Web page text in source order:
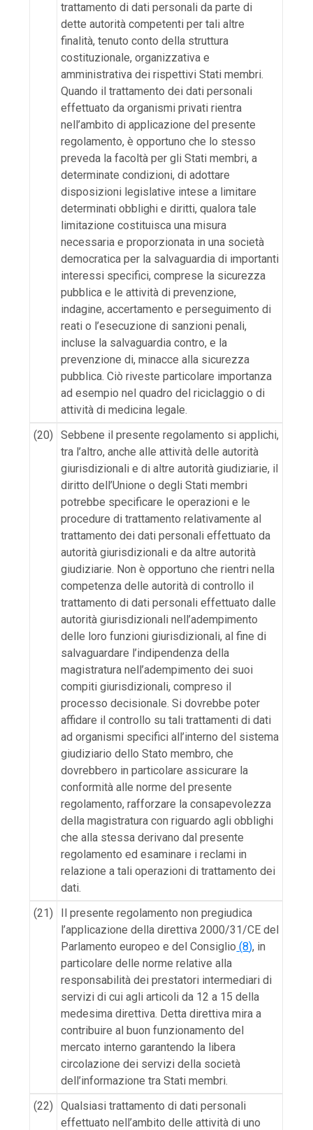
trattamento di dati personali da parte di
dette autorità competenti per tali altre
finalità, tenuto conto della struttura
costituzionale, organizzativa e
amministrativa dei rispettivi Stati membri.
Quando il trattamento dei dati personali
effettuato da organismi privati rientra
nell’ambito di applicazione del presente
regolamento, è opportuno che lo stesso
preveda la facoltà per gli Stati membri, a
determinate condizioni, di adottare
disposizioni legislative intese a limitare
determinati obblighi e diritti, qualora tale
limitazione costituisca una misura
necessaria e proporzionata in una società
democratica per la salvaguardia di importanti
interessi specifici, comprese la sicurezza
pubblica e le attività di prevenzione,
indagine, accertamento e perseguimento di
reati o l’esecuzione di sanzioni penali,
incluse la salvaguardia contro, e la
prevenzione di, minacce alla sicurezza
pubblica. Ciò riveste particolare importanza
ad esempio nel quadro del riciclaggio o di
attività di medicina legale.
(20)
Sebbene il presente regolamento si applichi,
tra l’altro, anche alle attività delle autorità
giurisdizionali e di altre autorità giudiziarie, il
diritto dell’Unione o degli Stati membri
potrebbe specificare le operazioni e le
procedure di trattamento relativamente al
trattamento dei dati personali effettuato da
autorità giurisdizionali e da altre autorità
giudiziarie. Non è opportuno che rientri nella
competenza delle autorità di controllo il
trattamento di dati personali effettuato dalle
autorità giurisdizionali nell’adempimento
delle loro funzioni giurisdizionali, al fine di
salvaguardare l’indipendenza della
magistratura nell’adempimento dei suoi
compiti giurisdizionali, compreso il
processo decisionale. Si dovrebbe poter
affidare il controllo su tali trattamenti di dati
ad organismi specifici all’interno del sistema
giudiziario dello Stato membro, che
dovrebbero in particolare assicurare la
conformità alle norme del presente
regolamento, rafforzare la consapevolezza
della magistratura con riguardo agli obblighi
che alla stessa derivano dal presente
regolamento ed esaminare i reclami in
relazione a tali operazioni di trattamento dei
dati.
(21)
Il presente regolamento non pregiudica
l’applicazione della direttiva 2000/31/CE del
Parlamento europeo e del Consiglio (8), in
particolare delle norme relative alla
responsabilità dei prestatori intermediari di
servizi di cui agli articoli da 12 a 15 della
medesima direttiva. Detta direttiva mira a
contribuire al buon funzionamento del
mercato interno garantendo la libera
circolazione dei servizi della società
dell’informazione tra Stati membri.
(22)
Qualsiasi trattamento di dati personali
effettuato nell’ambito delle attività di uno